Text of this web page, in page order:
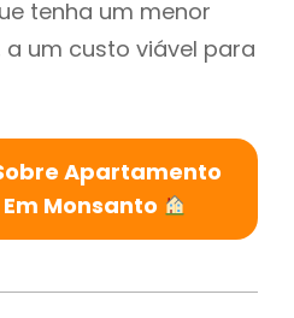
tenha um menor
um custo viável para
Apartamento
Monsanto